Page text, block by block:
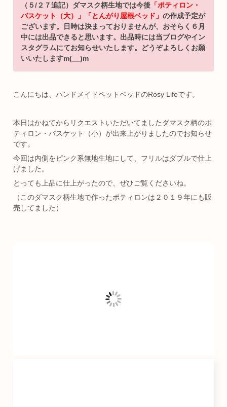
（５/２７追記）ダマスク柄生地では今後 「ポティロン・
バスケット（大）」「とんがり屋根ベッド」の作成予定が
ございます。日時は決まっておりませんが、おそらく６月
中には出品できると思います。出品時には当ブログやイン
スタグラムにてお知らせいたします。どうぞよろしくお願
いいたしますm(__)m
こんにちは、ハンドメイドペットベッドのRosy Lifeです。
本日はかねてからリクエストいただいてましたダマスク柄のポ
ティロン・バスケット（小）が出来上がりましたのでお知らせ
です。
今回は内側をピンク系無地生地にして、フリルはダブルで仕上
げました。
とっても上品に仕上がったので、ぜひご覧くださいね。
（このダマスク柄生地で作ったポティロンは２０１９年にも販
売してました）